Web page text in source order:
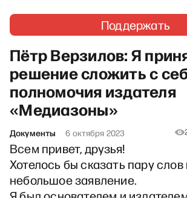
Поддержать
Пётр Верзилов: Я
решение сложить с
полномочия издателя
«Медиазоны»
Документы 6 октября 2023
Всем привет, друзья!
Хотелось бы сказать пару
небольшое заявление.